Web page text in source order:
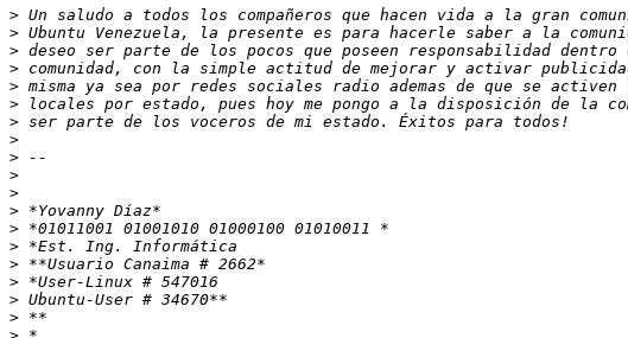
>
>
>
>
>
>
>
>
>
>
>
>
>
>
>
>
>
>